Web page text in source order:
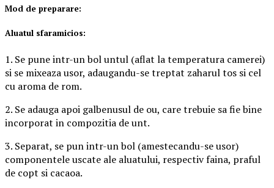
Mod de preparare:
Aluatul sfaramicios:
1. Se pune intr-un bol untul (aflat la temperatura camerei)
si se mixeaza usor, adaugandu-se treptat zaharul tos si cel
cu aroma de rom.
2. Se adauga apoi galbenusul de ou, care trebuie sa fie bine
incorporat in compozitia de unt.
3. Separat, se pun intr-un bol (amestecandu-se usor)
componentele uscate ale aluatului, respectiv faina, praful
de copt si cacaoa.